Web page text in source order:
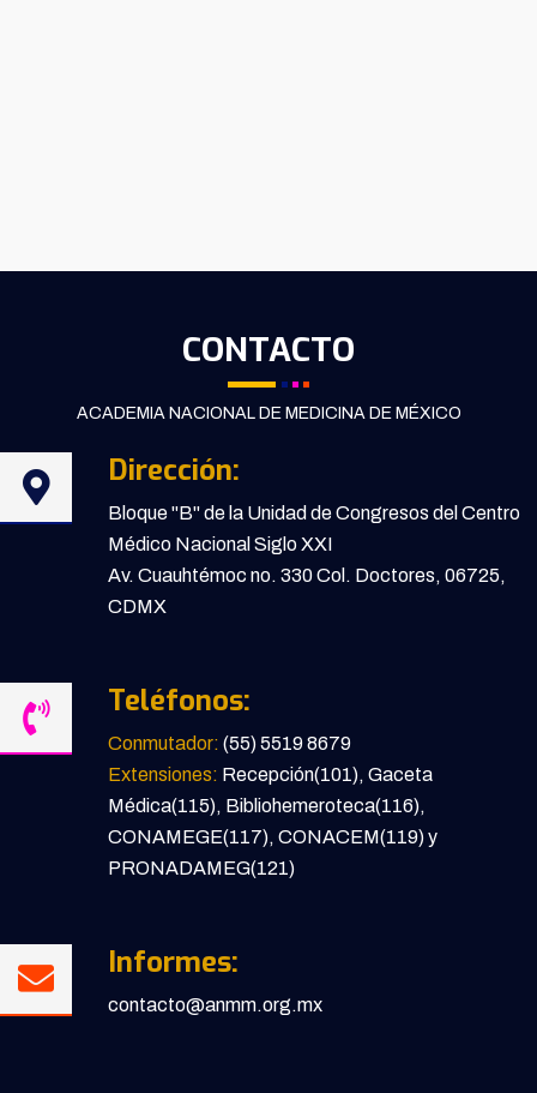
CONTACTO
ACADEMIA NACIONAL DE MEDICINA DE MÉXICO
Dirección:
Bloque "B" de la Unidad de Congresos del Centro
Médico Nacional Siglo XXI
Av. Cuauhtémoc no. 330 Col. Doctores, 06725,
CDMX
Teléfonos:
Conmutador: (55) 5519 8679
Extensiones: Recepción(101), Gaceta
Médica(115), Bibliohemeroteca(116),
CONAMEGE(117), CONACEM(119) y
PRONADAMEG(121)
Informes:
contacto@anmm.org.mx